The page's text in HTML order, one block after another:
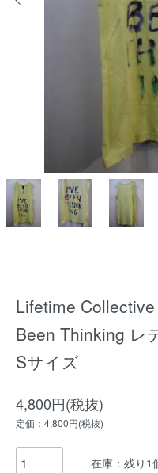
Lifetime
Been Thinking レ
Sサイズ
4,800円(税抜)
定価：4,800円(税抜)
在庫：残り1